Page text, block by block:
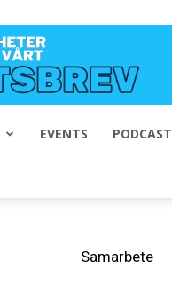
EVENTS PODCAST
Samarbete